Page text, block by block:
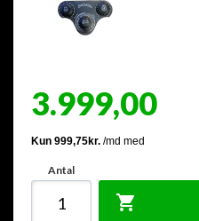
3.999,00
Antal